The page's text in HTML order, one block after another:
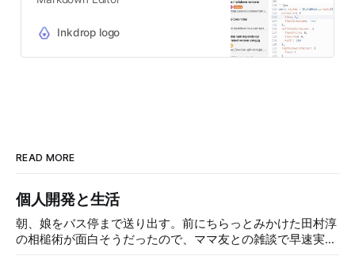
Inkdrop logo
READ MORE
個人開発と生活
朝、娘をバス停まで送り出す。前にちらっとみかけた田村淳
の相槌術が面白そうだったので、ママ友との雑談で早速実践